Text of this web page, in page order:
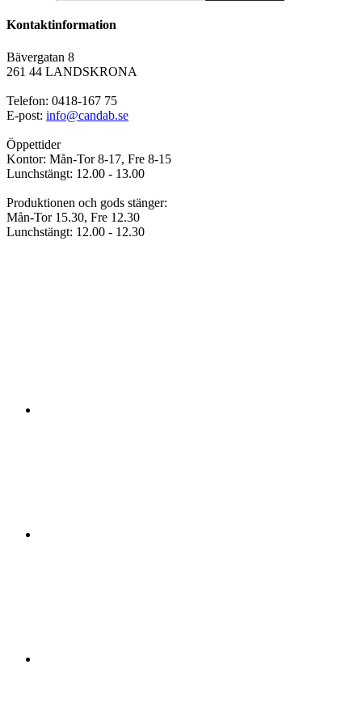
Kontaktinformation
Bävergatan 8
261 44 LANDSKRONA
Telefon: 0418-167 75
E-post: info@candab.se
Öppettider
Kontor: Mån-Tor 8-17, Fre 8-15
Lunchstängt: 12.00 - 13.00
Produktionen och gods stänger:
Mån-Tor 15.30, Fre 12.30
Lunchstängt: 12.00 - 12.30